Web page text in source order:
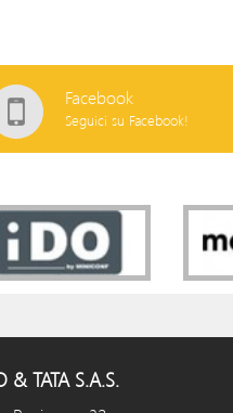
Facebook
Seguici su Facebook!
& TATA S.A.S.